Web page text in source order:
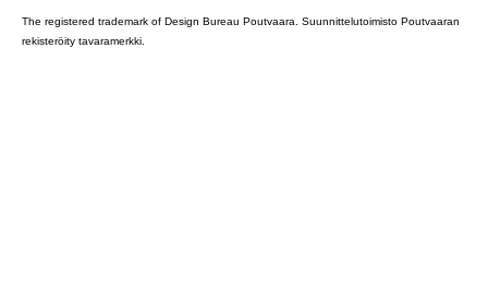
The registered trademark of Design Bureau Poutvaara. Suunnittelutoimisto Poutvaaran
rekisteröity tavaramerkki.